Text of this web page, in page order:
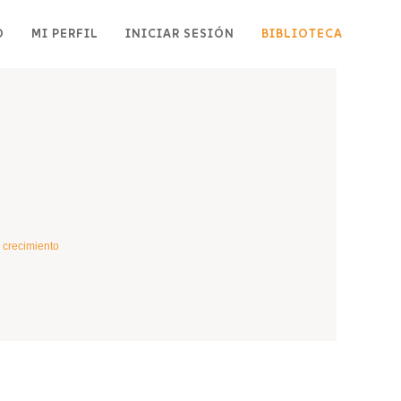
MI PERFIL INICIAR SESIÓN BIBLIOTECA